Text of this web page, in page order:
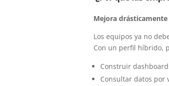
Mejora
Los equipos ya no
Con un perfil híbrido,
Construir
Consultar datos por